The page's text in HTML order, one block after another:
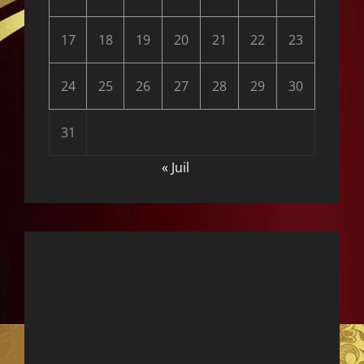
17 18 19 20 21 22 23
24 25 26 27 28 29 30
31
« Juil